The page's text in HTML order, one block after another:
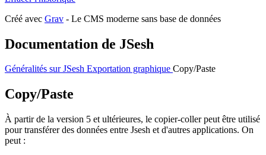
Créé avec Grav - Le CMS moderne sans base de données
Documentation de JSesh
Généralités sur JSesh Exportation graphique Copy/Paste
Copy/Paste
À partir de la version 5 et ultérieures, le copier-coller peut être utilisé
pour transférer des données entre Jsesh et d'autres applications. On
peut :